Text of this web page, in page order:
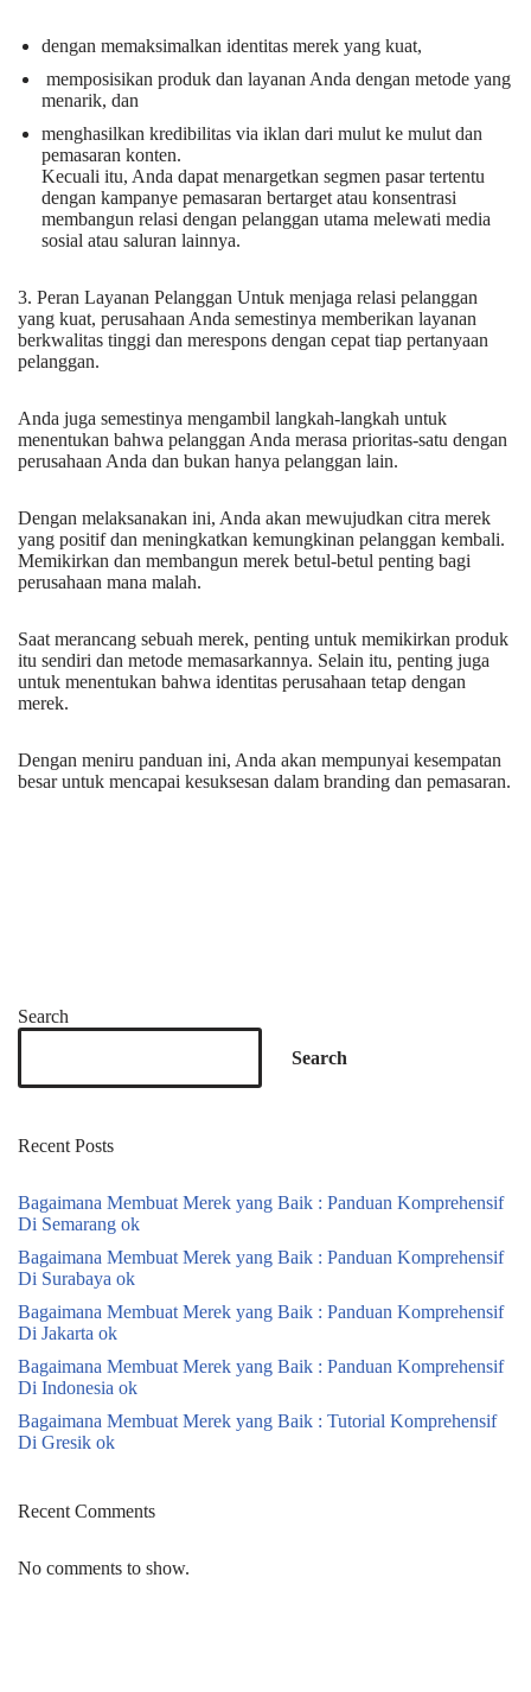
dengan memaksimalkan identitas merek yang kuat,
memposisikan produk dan layanan Anda dengan metode yang
menarik, dan
menghasilkan kredibilitas via iklan dari mulut ke mulut dan
pemasaran konten.
Kecuali itu, Anda dapat menargetkan segmen pasar tertentu
dengan kampanye pemasaran bertarget atau konsentrasi
membangun relasi dengan pelanggan utama melewati media
sosial atau saluran lainnya.
3. Peran Layanan Pelanggan Untuk menjaga relasi pelanggan
yang kuat, perusahaan Anda semestinya memberikan layanan
berkwalitas tinggi dan merespons dengan cepat tiap pertanyaan
pelanggan.
Anda juga semestinya mengambil langkah-langkah untuk
menentukan bahwa pelanggan Anda merasa prioritas-satu dengan
perusahaan Anda dan bukan hanya pelanggan lain.
Dengan melaksanakan ini, Anda akan mewujudkan citra merek
yang positif dan meningkatkan kemungkinan pelanggan kembali.
Memikirkan dan membangun merek betul-betul penting bagi
perusahaan mana malah.
Saat merancang sebuah merek, penting untuk memikirkan produk
itu sendiri dan metode memasarkannya. Selain itu, penting juga
untuk menentukan bahwa identitas perusahaan tetap dengan
merek.
Dengan meniru panduan ini, Anda akan mempunyai kesempatan
besar untuk mencapai kesuksesan dalam branding dan pemasaran.
Search
Search
Recent Posts
Bagaimana Membuat Merek yang Baik : Panduan Komprehensif
Di Semarang ok
Bagaimana Membuat Merek yang Baik : Panduan Komprehensif
Di Surabaya ok
Bagaimana Membuat Merek yang Baik : Panduan Komprehensif
Di Jakarta ok
Bagaimana Membuat Merek yang Baik : Panduan Komprehensif
Di Indonesia ok
Bagaimana Membuat Merek yang Baik : Tutorial Komprehensif
Di Gresik ok
Recent Comments
No comments to show.